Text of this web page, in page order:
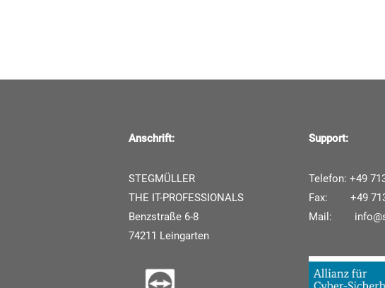
Anschrift:
STEGMÜLLER
THE IT-PROFESSIONALS
Benzstraße 6-8
74211 Leingarten
Support:
Telefon: +49
Fax: +49
Mail: